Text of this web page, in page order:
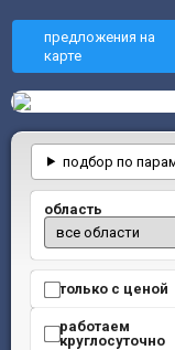
предложения на
карте
подбор по
область
только с ценой
работаем
круглосуточно